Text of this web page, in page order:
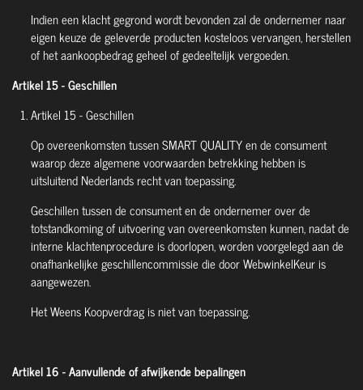
Indien een klacht gegrond wordt bevonden zal de ondernemer naar
eigen keuze de geleverde producten kosteloos vervangen, herstellen
of het aankoopbedrag geheel of gedeeltelijk vergoeden.
Artikel 15 - Geschillen
Artikel 15 - Geschillen
Op overeenkomsten tussen SMART QUALITY en de consument
waarop deze algemene voorwaarden betrekking hebben is
uitsluitend Nederlands recht van toepassing.
Geschillen tussen de consument en de ondernemer over de
totstandkoming of uitvoering van overeenkomsten kunnen, nadat de
interne klachtenprocedure is doorlopen, worden voorgelegd aan de
onafhankelijke geschillencommissie die door WebwinkelKeur is
aangewezen.
Het Weens Koopverdrag is niet van toepassing.
Artikel 16 - Aanvullende of afwijkende bepalingen